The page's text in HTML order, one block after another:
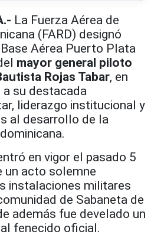
La Fuerza Aérea de
(FARD) designó
Aérea Puerto Plata
mayor general piloto
Rojas Tabar, en
su destacada
liderazgo institucional y
al desarrollo de la
en vigor el pasado 5
un acto solemne
instalaciones militares
de Sabaneta de
además fue develado un
fenecido oficial.